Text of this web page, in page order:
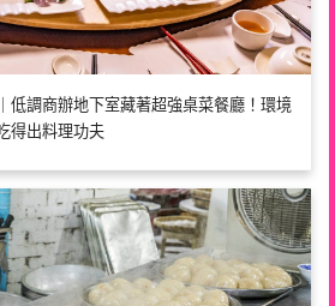
低調商辦地下室藏著超強桌菜餐廳！環境
得出料理功夫